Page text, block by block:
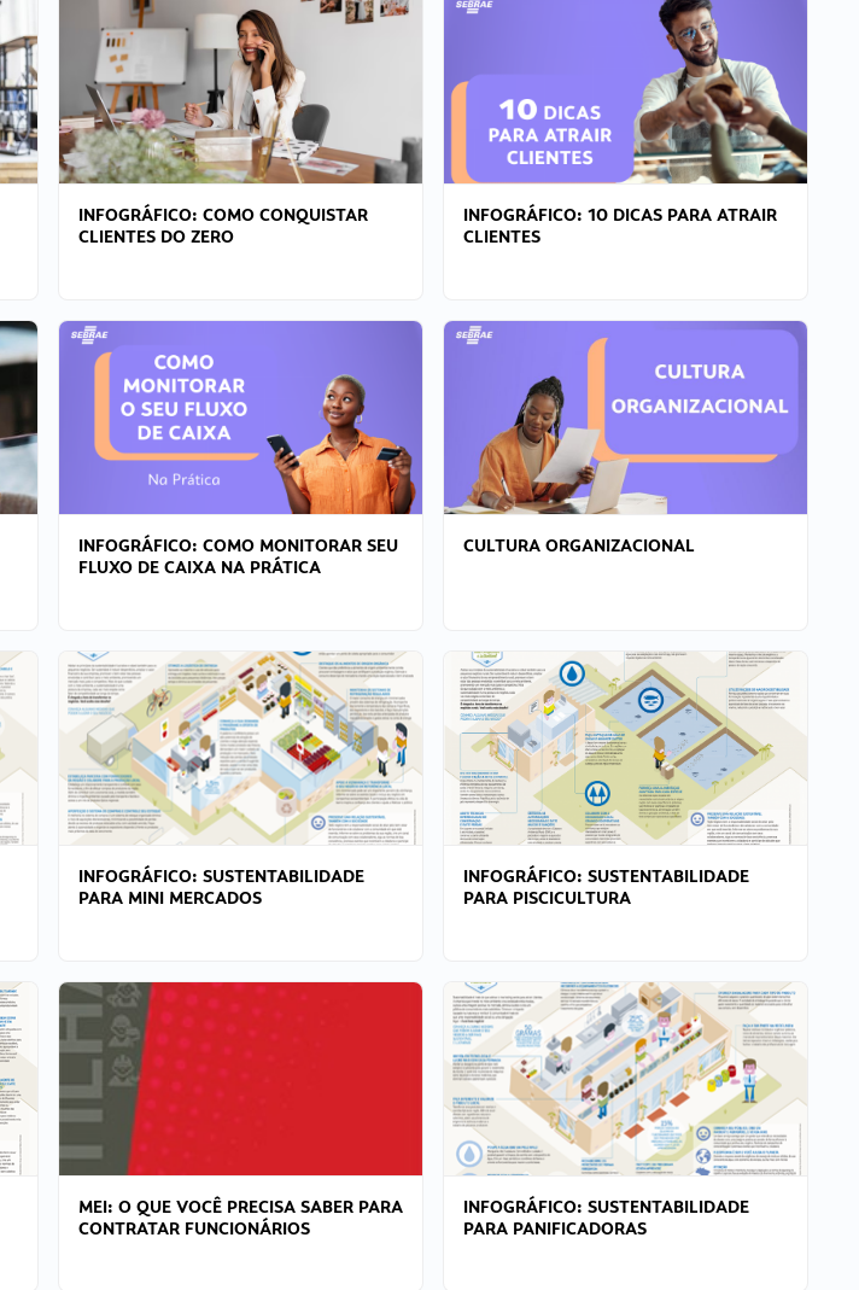
INFOGRÁFICO: COMO CONQUISTAR
CLIENTES DO ZERO
INFOGRÁFICO: 10 DICAS PARA ATRAIR
CLIENTES
INFOGRÁFICO: COMO MONITORAR SEU
FLUXO DE CAIXA NA PRÁTICA
CULTURA ORGANIZACIONAL
INFOGRÁFICO: SUSTENTABILIDADE
PARA MINI MERCADOS
INFOGRÁFICO: SUSTENTABILIDADE
PARA PISCICULTURA
MEI: O QUE VOCÊ PRECISA SABER PARA
CONTRATAR FUNCIONÁRIOS
INFOGRÁFICO: SUSTENTABILIDADE
PARA PANIFICADORAS